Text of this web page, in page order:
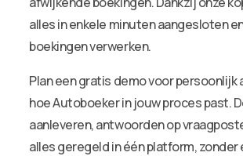
alles in enkele minuten aangesloten
boekingen verwerken.
Plan een gratis demo voor persoonlijk
hoe Autoboeker in jouw proces past.
aanleveren, antwoorden op
alles geregeld in één platform,